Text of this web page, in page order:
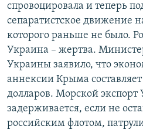
спровоцировала и теперь
сепаратистское движение
которого раньше не было.
Украина – жертва.
Украины заявило, что
аннексии Крыма
долларов. Морской экспорт
задерживается, если не
российским флотом,